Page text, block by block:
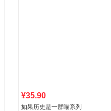
¥35.90
如果历史是一群喵系列